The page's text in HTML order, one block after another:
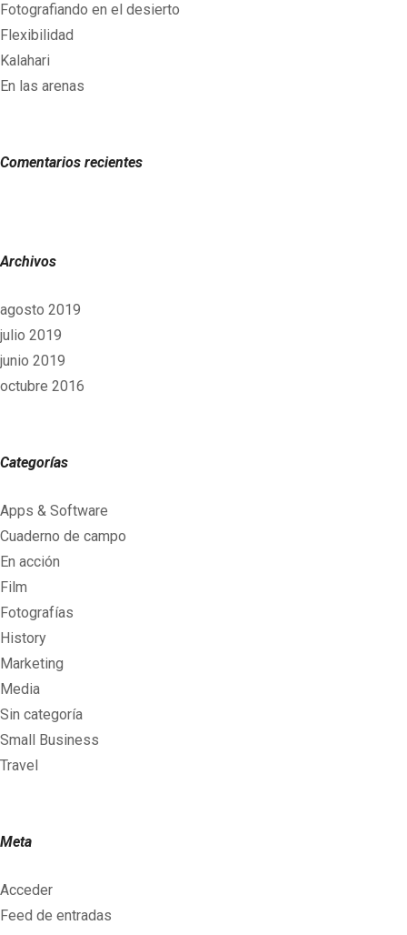
Fotografiando en el desierto
Flexibilidad
Kalahari
En las arenas
Comentarios recientes
Archivos
agosto 2019
julio 2019
junio 2019
octubre 2016
Categorías
Apps & Software
Cuaderno de campo
En acción
Film
Fotografías
History
Marketing
Media
Sin categoría
Small Business
Travel
Meta
Acceder
Feed de entradas